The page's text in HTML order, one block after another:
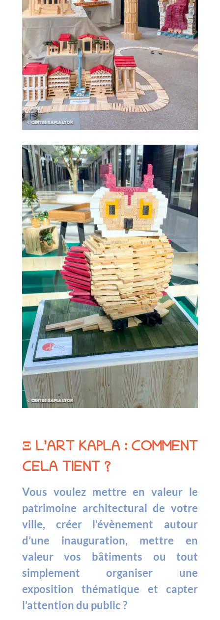
Ξ L’ART KAPLA : COMMENT
CELA TIENT ?
Vous voulez mettre en valeur le
patrimoine architectural de votre
ville, créer l’évènement autour
d’une inauguration, mettre en
valeur vos bâtiments ou tout
simplement organiser une
exposition thématique et capter
l’attention du public ?